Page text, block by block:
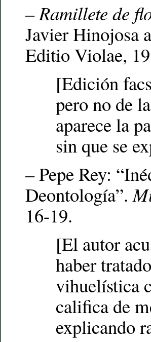
–Ramillete de
Javier Hinojosa
Editio Violae,
[Edición
pero no de
aparece la
sin que se
– Pepe Rey:
Deontología”.
16-19.
[El autor
haber
vihuelística
califica de
explicando